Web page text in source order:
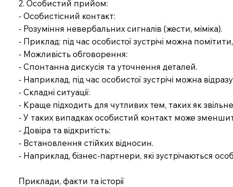
2. Особистий прийом:
- Особистісний контакт:
- Розуміння невербальних сигналів (жести, міміка).
- Приклад: під час особистої зустрічі можна
- Можливість обговорення:
- Спонтанна дискусія та уточнення деталей.
- Наприклад, під час особистої зустрічі можна
- Складні ситуації:
- Краще підходить для чутливих тем, таких як
- У таких випадках особистий контакт може
- Довіра та відкритість:
- Встановлення стійких відносин.
- Наприклад, бізнес-партнери, які зустрічаються
Приклади, факти та історії